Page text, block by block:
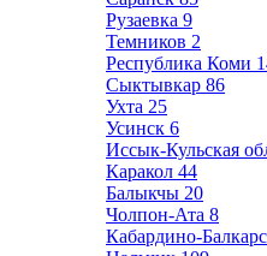
Рузаевка 9
Темников 2
Республика Коми
Сыктывкар 86
Ухта 25
Усинск 6
Иссык-Кульская
Каракол 44
Балыкчы 20
Чолпон-Ата 8
Кабардино-